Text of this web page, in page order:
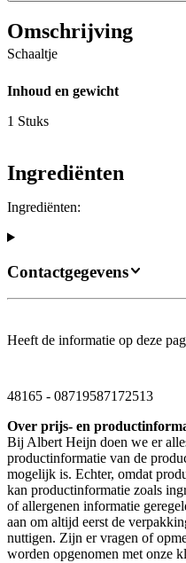
Omschrijving
Schaaltje
Inhoud en gewicht
1 Stuks
Ingrediënten
Ingrediënten:
Contactgegevens
Heeft de informatie op deze
48165 - 08719587172513
Over prijs- en
Bij Albert Heijn doen we er
productinformatie van de
mogelijk is. Echter, omdat
kan productinformatie zoals
of allergenen informatie
aan om altijd eerst de
nuttigen. Zijn er vragen of
worden opgenomen met onze